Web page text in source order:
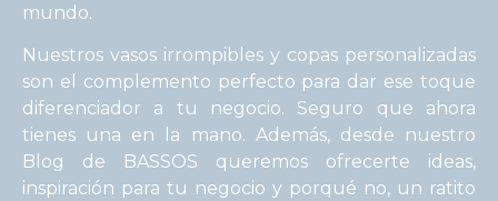
mundo.
Nuestros vasos irrompibles y copas personalizadas
son el complemento perfecto para dar ese toque
diferenciador a tu negocio. Seguro que ahora
tienes una en la mano. Además, desde nuestro
Blog de BASSOS queremos ofrecerte ideas,
inspiración para tu negocio y porqué no, un ratito